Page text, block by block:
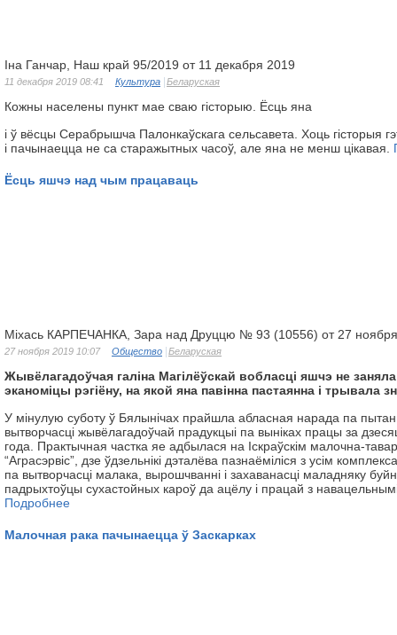
Iна Ганчар, Наш край 95/2019 от 11 декабря 2019
11 декабря 2019 08:41 Культура Беларуская
Кожны населены пункт мае сваю гісторыю. Ёсць яна
і ў вёсцы Серабрышча Палонкаўскага сельсавета. Хоць гісторыя
і пачынаецца не са старажытных часоў, але яна не менш цікавая.
Ёсць яшчэ над чым працаваць
Міхась КАРПЕЧАНКА, Зара над Друццю № 93 (10556) от 27
27 ноября 2019 10:07 Общество Беларуская
Жывёлагадоўчая галіна Магілёўскай вобласці яшчэ не
эканоміцы рэгіёну, на якой яна павінна пастаянна і трывала
У мінулую суботу ў Бялынічах прайшла абласная нарада па
вытворчасці жывёлагадоўчай прадукцыі па выніках працы за
года. Практычная частка яе адбылася на Іскраўскім малочна-
“Аграсэрвіс”, дзе ўдзельнікі дэталёва пазнаёміліся з усім
па вытворчасці малака, вырошчванні і захаванасці маладняку
падрыхтоўцы сухастойных кароў да ацёлу і працай з
Подробнее
Малочная рака пачынаецца ў Заскарках